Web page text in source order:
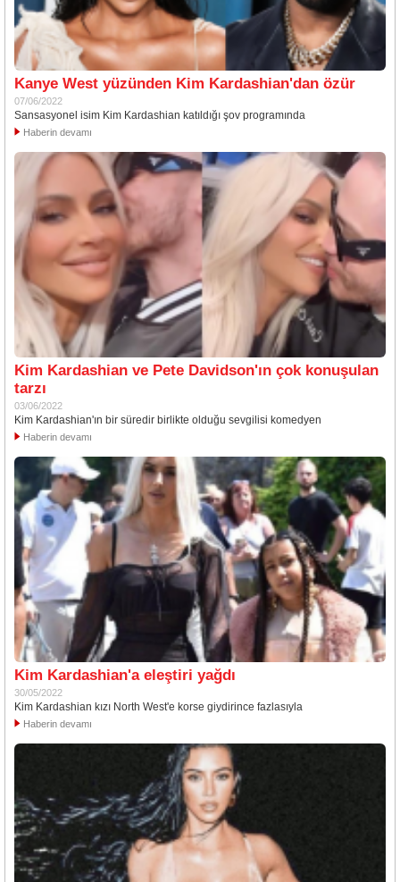
Kanye West yüzünden Kim Kardashian'dan özür
07/06/2022
Sansasyonel isim Kim Kardashian katıldığı şov programında
Haberin devamı
Kim Kardashian ve Pete Davidson'ın çok konuşulan
tarzı
03/06/2022
Kim Kardashian'ın bir süredir birlikte olduğu sevgilisi komedyen
Haberin devamı
Kim Kardashian'a eleştiri yağdı
30/05/2022
Kim Kardashian kızı North West'e korse giydirince fazlasıyla
Haberin devamı